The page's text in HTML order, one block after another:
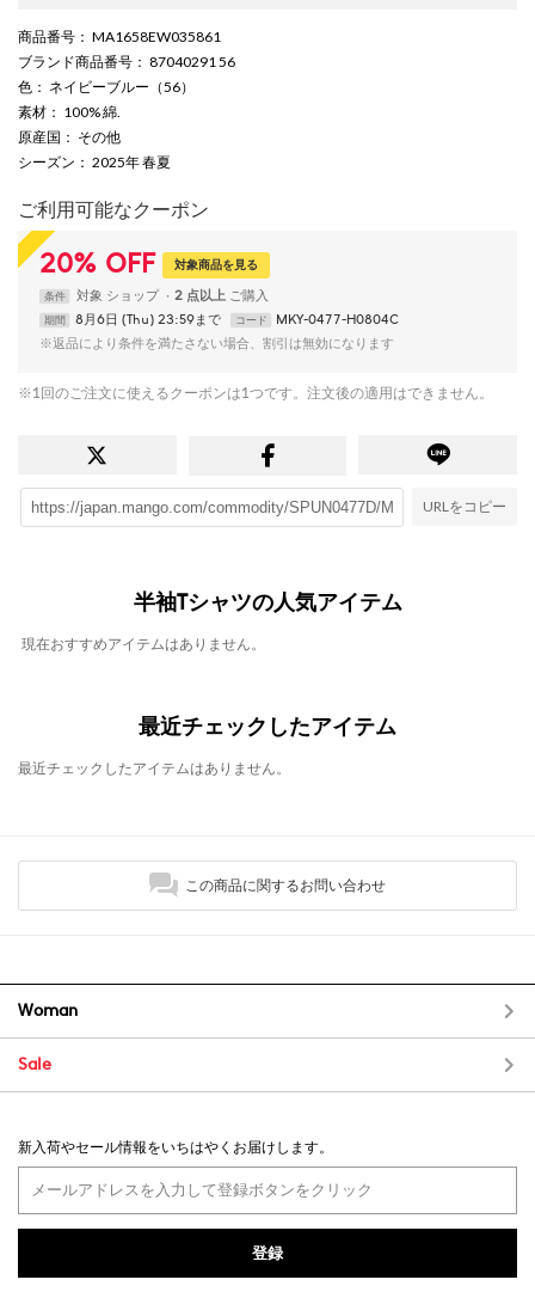
商品番号 ： MA1658EW035861
ブランド商品番号 ： 87040291 56
色 ： ネイビーブルー（56）
素材 ： 100% 綿.
原産国 ： その他
シーズン ： 2025年 春夏
ご利用可能なクーポン
20% OFF 対象商品を見る
条件 対象 ショップ 2 点以上
期間 8月6日 (Thu) 23:59まで コード
MKY-0477-H0804C
※返品により条件を満たさない場合、割引は無効になります
※1回のご注文に使えるクーポンは1つです。注文後の適用はできません。
URLをコピー
半袖Tシャツの人気アイテム
現在おすすめアイテムはありません。
最近チェックしたアイテム
最近チェックしたアイテムはありません。
この商品に関するお問い合わせ
Woman
Sale
新入荷やセール情報をいちはやくお届けします。
登録